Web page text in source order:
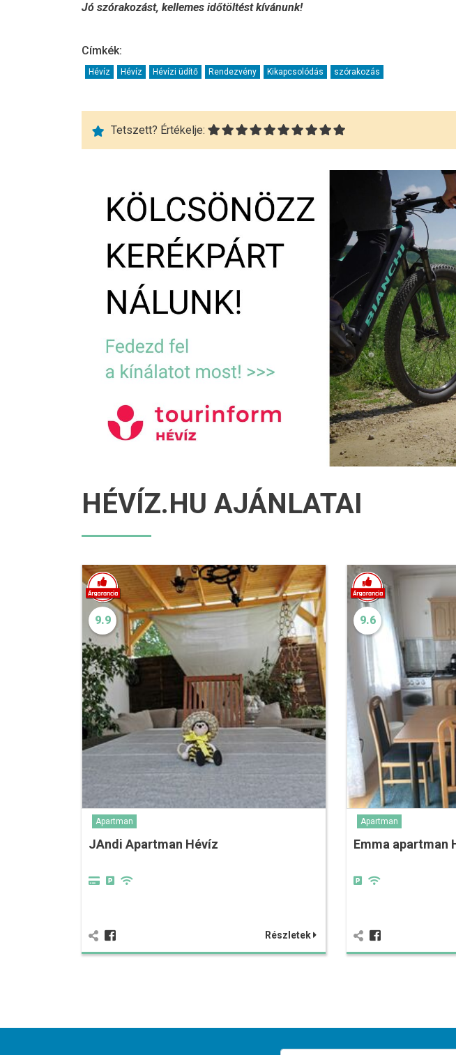
Jó szórakozást, kellemes időtöltést kívánunk!
Címkék:
Hévíz Hévíz Hévízi üdítő Rendezvény Kikapcsolódás szórakozás
Tetszett? Értékelje:
HÉVÍZ.HU AJÁNLATAI
9.9
Apartman
JAndi Apartman Hévíz
Részletek
9.6
Apartman
Emma apartman